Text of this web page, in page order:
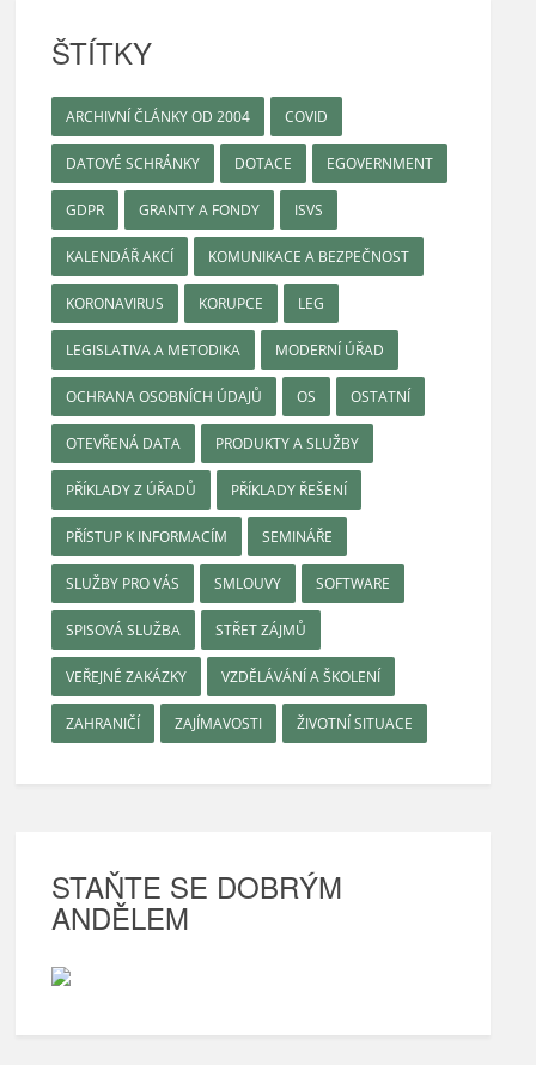
ŠTÍTKY
ARCHIVNÍ ČLÁNKY OD 2004 COVID
DATOVÉ SCHRÁNKY DOTACE EGOVERNMENT
GDPR GRANTY A FONDY ISVS
KALENDÁŘ AKCÍ KOMUNIKACE A BEZPEČNOST
KORONAVIRUS KORUPCE LEG
LEGISLATIVA A METODIKA MODERNÍ ÚŘAD
OCHRANA OSOBNÍCH ÚDAJŮ OS OSTATNÍ
OTEVŘENÁ DATA PRODUKTY A SLUŽBY
PŘÍKLADY Z ÚŘADŮ PŘÍKLADY ŘEŠENÍ
PŘÍSTUP K INFORMACÍM SEMINÁŘE
SLUŽBY PRO VÁS SMLOUVY SOFTWARE
SPISOVÁ SLUŽBA STŘET ZÁJMŮ
VEŘEJNÉ ZAKÁZKY VZDĚLÁVÁNÍ A ŠKOLENÍ
ZAHRANIČÍ ZAJÍMAVOSTI ŽIVOTNÍ SITUACE
STAŇTE SE DOBRÝM
ANDĚLEM